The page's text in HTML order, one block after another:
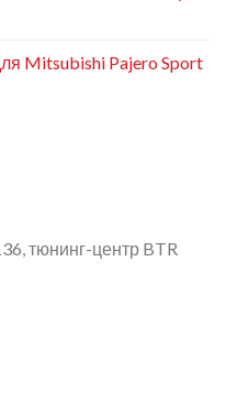
Mitsubishi Pajero Sport
тюнинг-центр BTR